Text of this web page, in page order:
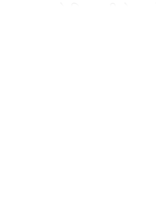
दराडे हिचा पतीसोबत
चार वर्षीय मुलाला